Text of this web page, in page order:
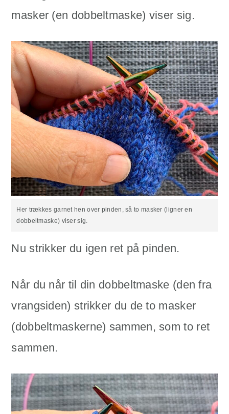
masker (en dobbeltmaske) viser sig.
Her trækkes garnet hen over pinden, så to masker (ligner en
dobbeltmaske) viser sig.
Nu strikker du igen ret på pinden.
Når du når til din dobbeltmaske (den fra
vrangsiden) strikker du de to masker
(dobbeltmaskerne) sammen, som to ret
sammen.